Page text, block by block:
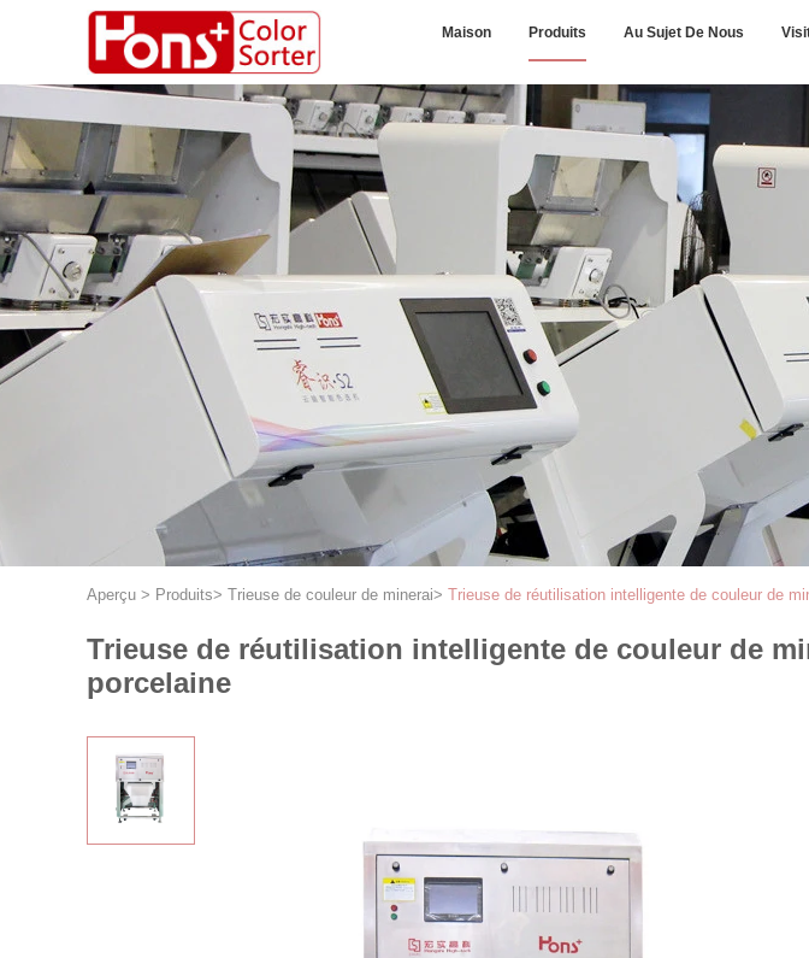
Maison Produits Au Sujet De Nous
Aperçu > Produits> Trieuse de couleur de minerai> Trieuse de réutilisation intelligente de couleur de
Trieuse de réutilisation intelligente de couleur de
porcelaine